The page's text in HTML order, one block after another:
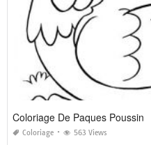
Coloriage De Paques Poussin
Coloriage 563 Views